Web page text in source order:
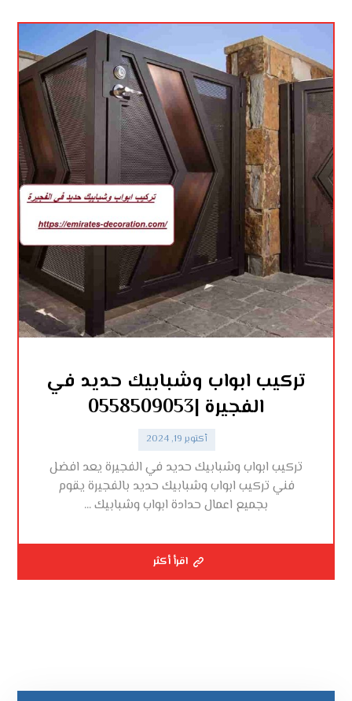
تركيب ابواب وشبابيك حديد في
الفجيرة |0558509053
أكتوبر 19, 2024
تركيب ابواب وشبابيك حديد في الفجيرة يعد افضل
فني تركيب ابواب وشبابيك حديد بالفجيرة يقوم
بجميع اعمال حدادة ابواب وشبابيك ...
اقرأ أكثر